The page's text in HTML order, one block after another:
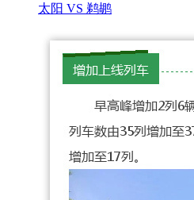
太阳 VS 鹈鹕